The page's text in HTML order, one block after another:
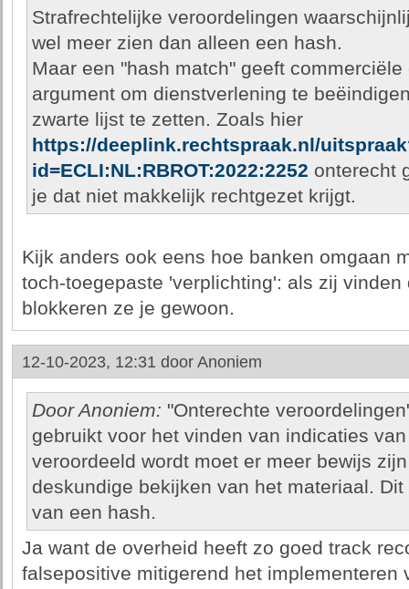
Strafrechtelijke veroordelingen
wel meer zien dan alleen een hash.
Maar een "hash match" geeft
argument om dienstverlening te
zwarte lijst te zetten. Zoals hier
https://deeplink.rechtspraak.nl/
id=ECLI:NL:RBROT:2022:2252 onterecht
je dat niet makkelijk rechtgezet krijgt.
Kijk anders ook eens hoe banken omgaan
toch-toegepaste 'verplichting': als zij
blokkeren ze je gewoon.
12-10-2023, 12:31 door Anoniem
Door Anoniem: "Onterechte
gebruikt voor het vinden van indicaties
veroordeeld wordt moet er meer bewijs
deskundige bekijken van het materiaal.
van een hash.
Ja want de overheid heeft zo goed track
falsepositive mitigerend het implementeren